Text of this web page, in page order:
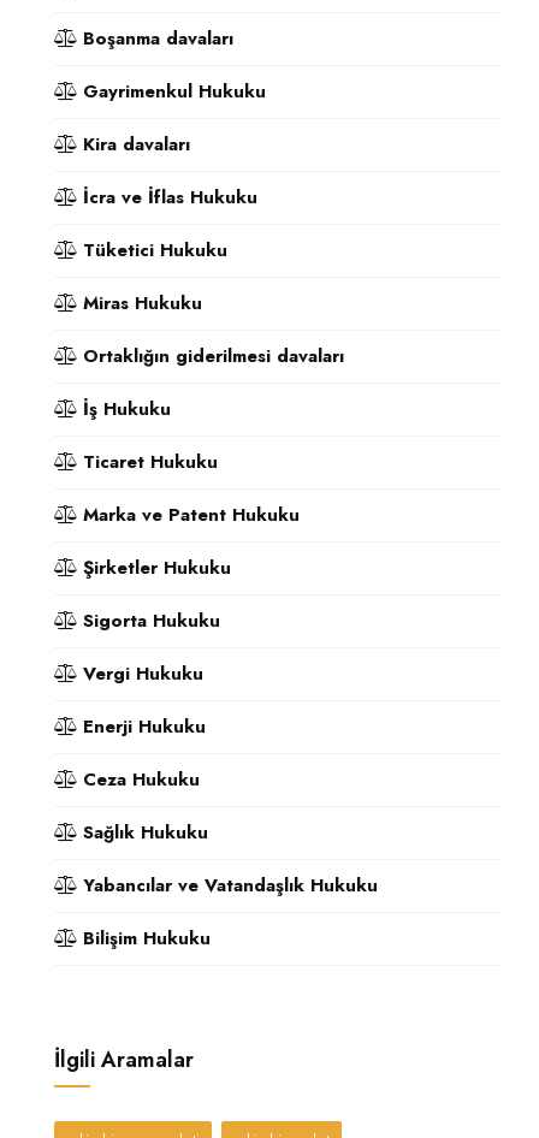
Boşanma davaları
Gayrimenkul Hukuku
Kira davaları
İcra ve İflas Hukuku
Tüketici Hukuku
Miras Hukuku
Ortaklığın giderilmesi davaları
İş Hukuku
Ticaret Hukuku
Marka ve Patent Hukuku
Şirketler Hukuku
Sigorta Hukuku
Vergi Hukuku
Enerji Hukuku
Ceza Hukuku
Sağlık Hukuku
Yabancılar ve Vatandaşlık Hukuku
Bilişim Hukuku
İlgili Aramalar